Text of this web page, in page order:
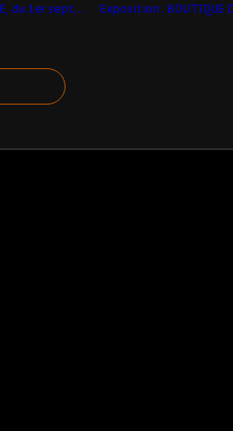
JOURNÉES INTERNATIONALES DU COLLAGE, du 1er septembre au 19 novembre 2023, en Creuse